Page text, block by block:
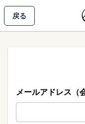
戻る
メールアドレス（